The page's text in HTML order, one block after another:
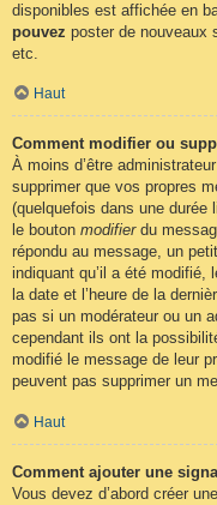
disponibles est affichée en
pouvez poster de nouveaux
etc.
Haut
Comment modifier ou
À moins d’être
supprimer que vos propres
(quelquefois dans une
le bouton modifierdu
répondu au message, un
indiquant qu’il a été modifié,
la date et l’heure de la
pas si un modérateur ou un
cependant ils ont la
modifié le message de leur
peuvent pas supprimer un
Haut
Comment ajouter une
Vous devez d’abord créer